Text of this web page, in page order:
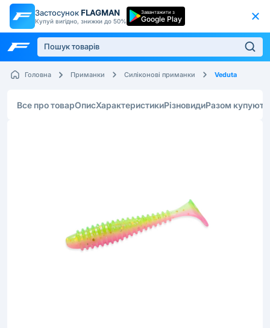
Застосунок FLAGMAN
Купуй вигідно, знижки до 50%
Завантажити з
Google Play
Головна Приманки Силіконові приманки Veduta
Все про товарОписХарактеристикиРізновидиРазом купують